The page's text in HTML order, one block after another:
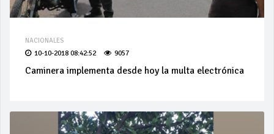
NACIONALES
10-10-2018 08:42:52 9057
Caminera implementa desde hoy la multa electrónica